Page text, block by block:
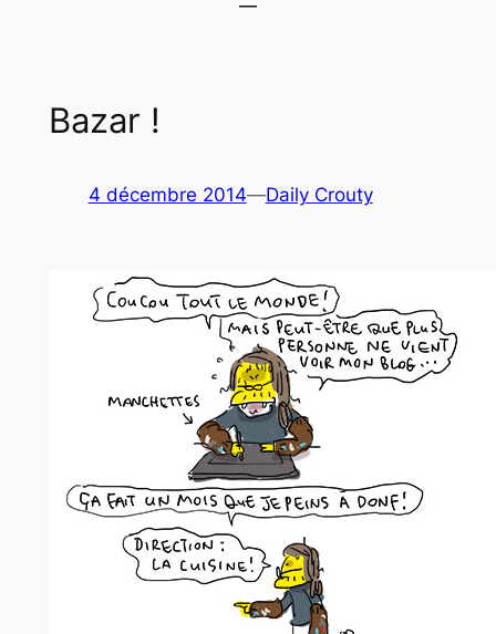
Bazar !
4 décembre 2014—Daily Crouty